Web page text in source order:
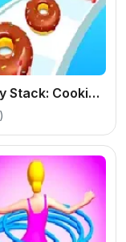
Bakery Stack: Cooking Games